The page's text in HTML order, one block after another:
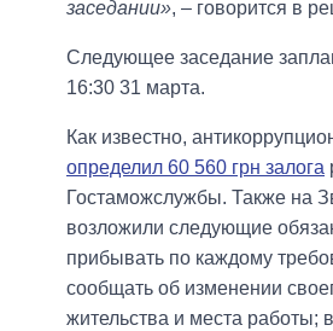
заседании», – говорится в
Следующее заседание
16:30 31 марта.
Как известно,
определил 60 560 грн залога
Гостаможслужбы. Также на
возложили следующие
прибывать по каждому
сообщать об изменении
жительства и места работы;